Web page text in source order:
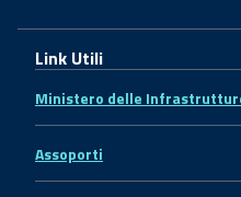
Link Utili
Ministero delle
Assoporti